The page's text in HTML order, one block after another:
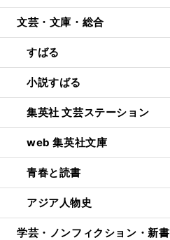
文芸・文庫・総合
すばる
小説すばる
集英社 文芸ステーション
web 集英社文庫
青春と読書
アジア人物史
学芸・ノンフィクション・新書